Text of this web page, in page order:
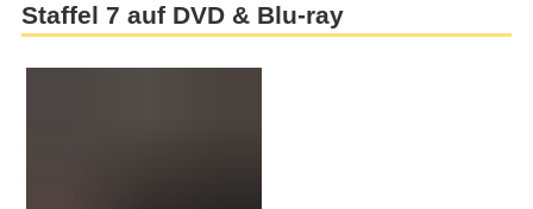
Staffel 7 auf DVD & Blu-ray